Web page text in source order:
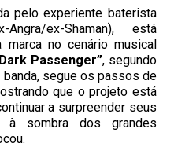
pelo experiente baterista
Angra/ex-Shaman), está
marca no cenário musical
Passenger”, segundo
segue os passos de
que o projeto está
a surpreender seus
à sombra dos grandes